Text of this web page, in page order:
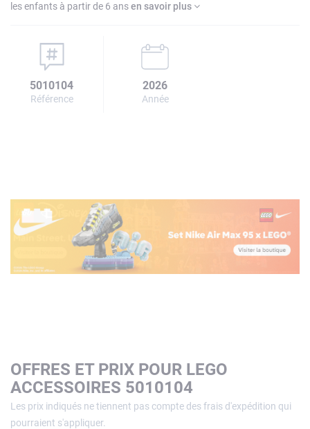
les enfants à partir de 6 ansen savoir plus
5010104
Référence
2026
Année
OFFRES ET PRIX POUR LEGO
ACCESSOIRES 5010104
Les prix indiqués ne tiennent pas compte des frais d'expédition qui
pourraient s'appliquer.